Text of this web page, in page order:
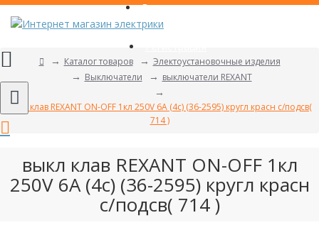
Вход
Каталог товаров
Электоустановочные изделия
Выключатели
выключатели REXANT
выкл клав REXANT ON-OFF 1кл 250V 6А (4с) (36-2595) кругл красн с/подсв(
714 )
выкл клав REXANT ON-OFF 1кл
250V 6А (4с) (36-2595) кругл красн
с/подсв( 714 )